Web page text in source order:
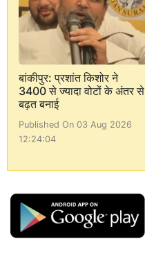
बांकीपुर: प्रशांत किशोर ने
3400 से ज्यादा वोटों के अंतर से
बढ़त बनाई
Published On 03 Aug 2026
12:24:04